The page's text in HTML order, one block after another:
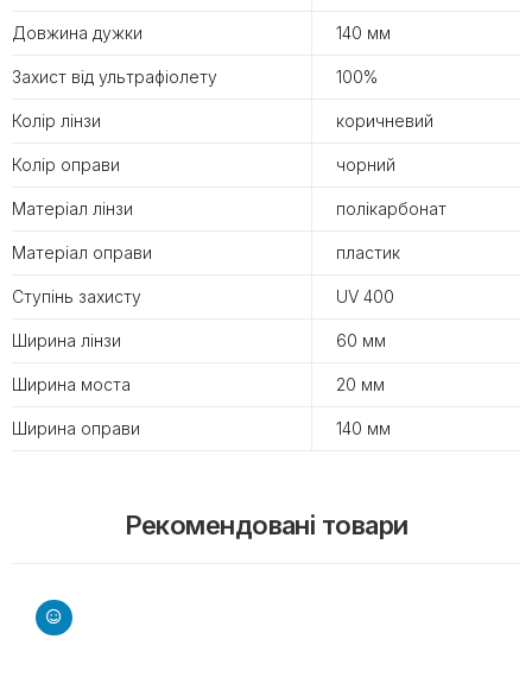
Довжина дужки 140 мм
Захист від ультрафіолету 100%
Колір лінзи коричневий
Колір оправи чорний
Матеріал лінзи полікарбонат
Матеріал оправи пластик
Ступінь захисту UV 400
Ширина лінзи 60 мм
Ширина моста 20 мм
Ширина оправи 140 мм
Рекомендовані товари